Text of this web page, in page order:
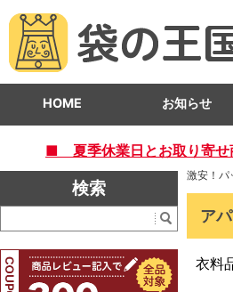
HOME お知らせ
■ 夏季休業日とお取り寄
激安！パ
ア
衣料
検索